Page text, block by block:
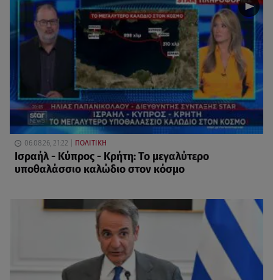
06.08.26, 21:22 ΠΟΛΙΤΙΚΗ
Ισραήλ - Κύπρος - Κρήτη: Το μεγαλύτερο
υποθαλάσσιο καλώδιο στον κόσμο